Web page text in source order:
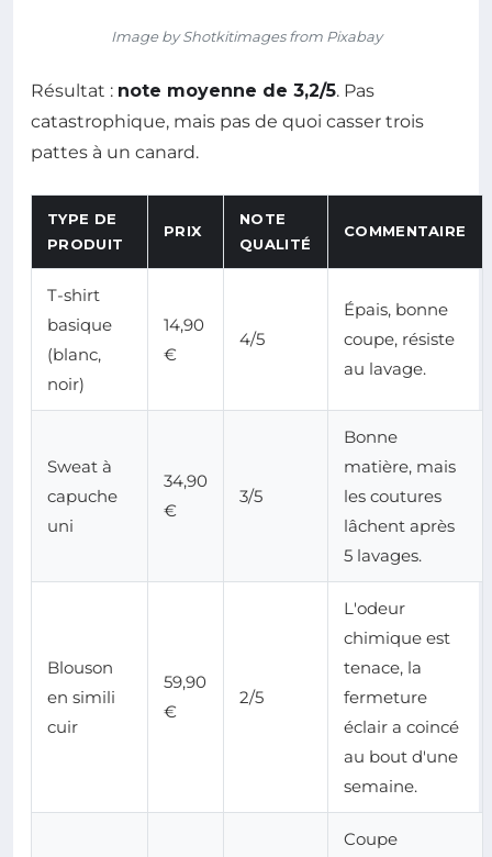
Image by Shotkitimages from Pixabay
Résultat : note moyenne de 3,2/5. Pas
catastrophique, mais pas de quoi casser trois
pattes à un canard.
TYPE DE
PRODUIT
PRIX
NOTE
QUALITÉ
COMMENTAIRE
T-shirt
basique
(blanc,
noir)
14,90
€
4/5
Épais, bonne
coupe, résiste
au lavage.
Sweat à
capuche
uni
34,90
€
3/5
Bonne
matière, mais
les coutures
lâchent après
5 lavages.
Blouson
en simili
cuir
59,90
€
2/5
L'odeur
chimique est
tenace, la
fermeture
éclair a coincé
au bout d'une
semaine.
Coupe